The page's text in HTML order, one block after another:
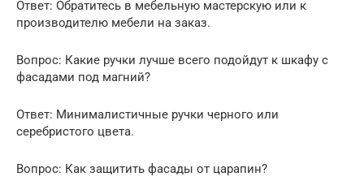
Ответ: Обратитесь в мебельную мастерскую или к
производителю мебели на заказ.
Вопрос: Какие ручки лучше всего подойдут к шкафу с
фасадами под магний?
Ответ: Минималистичные ручки черного или
серебристого цвета.
Вопрос: Как защитить фасады от царапин?